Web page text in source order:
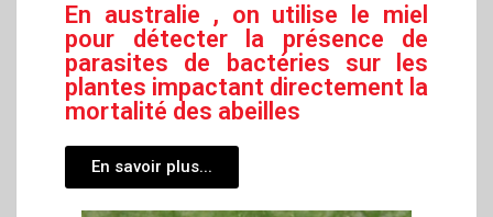
En australie , on utilise le miel
pour détecter la présence de
parasites de bactéries sur les
plantes impactant directement la
mortalité des abeilles
En savoir plus...